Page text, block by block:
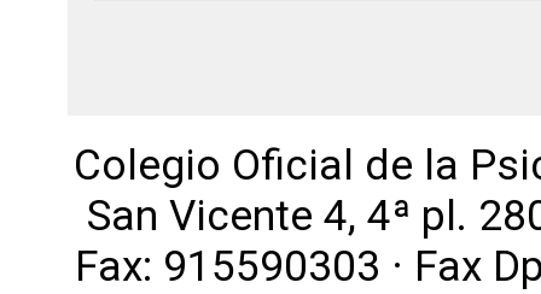
Colegio Oficial de la
San Vicente 4, 4ª pl.
Fax: 915590303 · Fax